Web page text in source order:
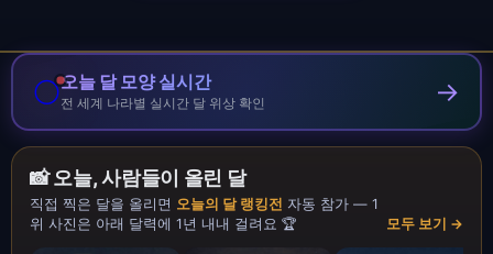
🌕오늘 달 모양 실시간
전 세계 나라별 실시간 달 위상 확인 →
📸 오늘, 사람들이 올린 달
직접 찍은 달을 올리면 오늘의 달 랭킹전 자동 참가 — 1
위 사진은 아래 달력에 1년 내내 걸려요 🏆
모두 보기 →